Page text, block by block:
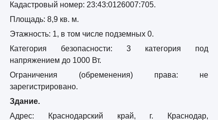
Кадастровый номер: 23:43:0126007:705.
Площадь: 8,9 кв. м.
Этажность: 1, в том числе подземных 0.
Категория безопасности: 3 категория под
напряжением до 1000 Вт.
Ограничения (обременения) права: не
зарегистрировано.
Здание.
Адрес: Краснодарский край, г. Краснодар,